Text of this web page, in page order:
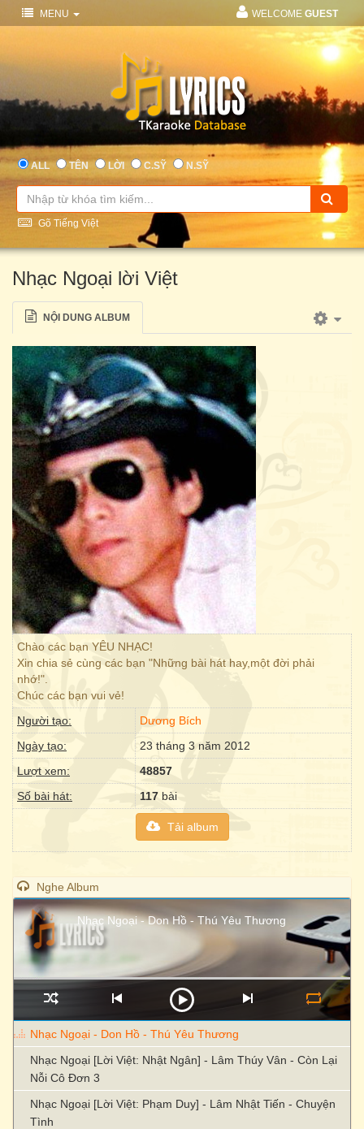
MENU WELCOME GUEST
ALL TÊN LỜI C.SỸ N.SỸ
Gõ Tiếng Việt
Nhạc Ngoại lời Việt
NỘI DUNG ALBUM
Chào các bạn YÊU NHẠC!
Xin chia sẻ cùng các bạn "Những bài hát hay,một đời phải
nhớ!".
Chúc các bạn vui vẻ!
Người tạo:
Dương Bích
Ngày tạo:
23 tháng 3 năm 2012
Lượt xem:
48857
Số bài hát:
117 bài
Tải album
Nghe Album
Nhạc Ngoại - Don Hồ - Thú Yêu Thương
Nhạc Ngoại - Don Hồ - Thú Yêu Thương
Nhạc Ngoại [Lời Việt: Nhật Ngân] - Lâm Thúy Vân - Còn Lại
Nỗi Cô Đơn 3
Nhạc Ngoại [Lời Việt: Phạm Duy] - Lâm Nhật Tiến - Chuyện
Tình